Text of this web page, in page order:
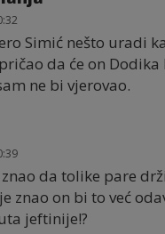
Simić nešto uradi
da će on Dodika
ne bi vjerovao.
da tolike pare
znao on bi to već
jeftinije!?